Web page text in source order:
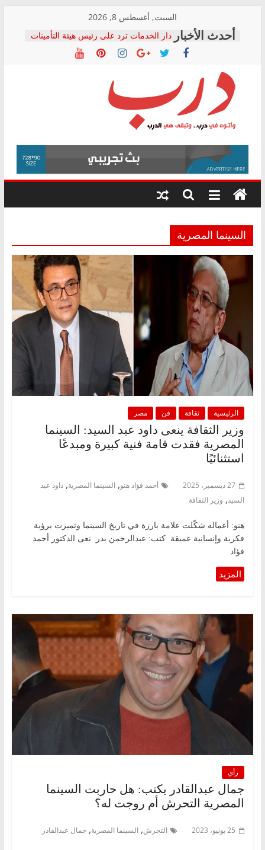
content
السبت, أغسطس 8, 2026
دار الخدمات ترد على رئيس هيئة التأمينات
بعد مؤتمره الصحفي: إنكار الأزمة لا ينهي
معاناة أصحاب المعاشات.. ونطالب بكشف
فرحات سليمان يكتب: القطاع الصحي إلى
أين؟
حزب التحالف الشعبي يطلق لجنة “الحق
في الصحة” بالإسكندرية لرصد الانتهاكات
ودعم المرضى
الوزاري لمدينة الصحفيين.. وانتهاء أعمال
إنشاء المبنى الإداري
المجلس القومي لحقوق الإنسان يعلن
متابعة قضية الدكتور محمد زهران.. ويؤكد:
قرينة البراءة وضمانات المحاكمة العادلة
درب
وأتوه
درب..
وتبقى
هي
السينما المصرية
الرئيسية ثقافة فن مصر
وزير الثقافة ينعى داود عبد السيد: السينما
المصرية فقدت قامة فنية كبيرة ومبدعًا
استثنائيًا
27 ديسمبر، 2025 أحمد فؤاد هنو, السينما المصرية, داود عبد
السيد, وزير الثقافة
هنو: أعماله شكّلت علامة بارزة في تاريخ السينما وتميزت برؤية
فكرية وإنسانية عميقة كتب: عبدالرحمن بدر نعى الدكتور أحمد
فؤاد
رأي
جمال عبدالقادر يكتب: هل حاربت السينما
المصرية التحرش أم روجت له؟
25 يونيو، 2023 التحرش, السينما المصرية, جمال عبدالقادر